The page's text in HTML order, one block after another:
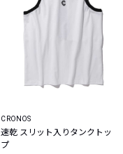
CRONOS
速乾 スリット入りタンクトッ
プ